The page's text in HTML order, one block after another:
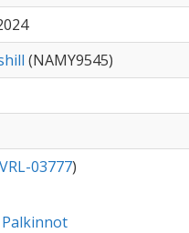
(NAMY9545)
VRL-03777)
Palkinnot